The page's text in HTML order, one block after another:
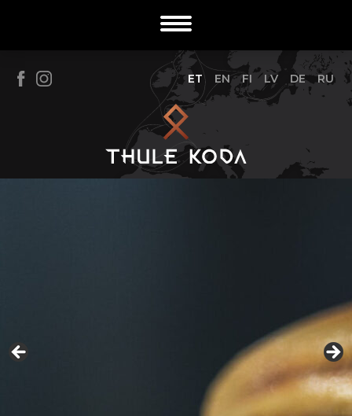
ET EN FI LV DE RU